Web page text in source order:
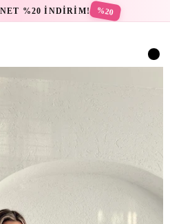
%20 İNDİRİM! %20